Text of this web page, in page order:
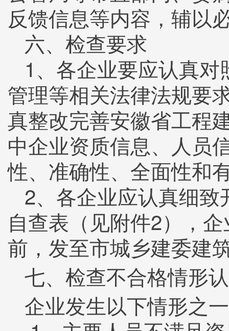
反馈信息等内容，辅以
六、检查要求
1、各企业要应认真对
管理等相关法律法规要
真整改完善安徽省工程
中企业资质信息、人员
性、准确性、全面性和
2、各企业应认真细致
自查表（见附件2），
前，发至市城乡建委建
七、检查不合格情形
企业发生以下情形之